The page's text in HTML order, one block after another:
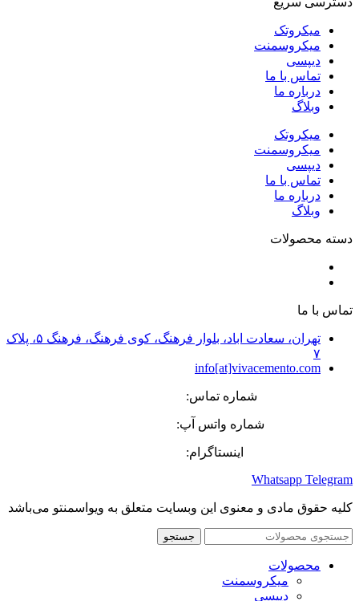
میکروتک
میکروسمنت
دیپسی
تماس با ما
درباره ما
وبلاگ
میکروتک
میکروسمنت
دیپسی
تماس با ما
درباره ما
وبلاگ
دسته محصولات
تماس با ما
تهران، سعادت اباد، بلوار فرهنگ، کوی فرهنگ، فرهنگ ۵، پلاک
۷
info[at]vivacemento.com
شماره تماس:
شماره واتس آپ:
اینستاگرام:
Whatsapp Telegram
کلیه حقوق مادی و معنوی این وبسایت متعلق به ویواسمنتو می‌باشد
جستجو
محصولات
میکروسمنت
دیپسی